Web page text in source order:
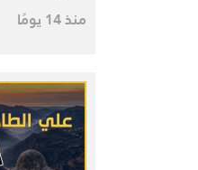
منذ 14 يومًا